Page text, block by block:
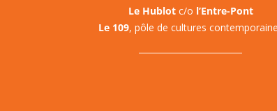
Le Hublotc/o l’Entre-Pont
Le 109, pôle de cultures